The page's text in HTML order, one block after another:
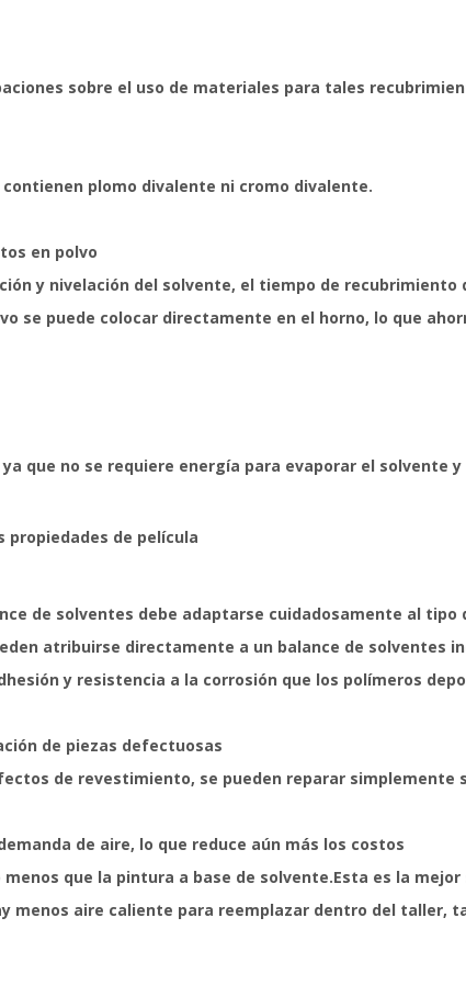
sobre el uso de materiales para tales
plomo divalente ni cromo divalente.
en polvo
y nivelación del solvente, el tiempo de
se puede colocar directamente en el horno, lo que
que no se requiere energía para evaporar el solvente
propiedades de película
de solventes debe adaptarse cuidadosamente al
atribuirse directamente a un balance de solventes
y resistencia a la corrosión que los polímeros
de piezas defectuosas
de revestimiento, se pueden reparar simplemente
de aire, lo que reduce aún más los costos
que la pintura a base de solvente.Esta es la
menos aire caliente para reemplazar dentro del taller,